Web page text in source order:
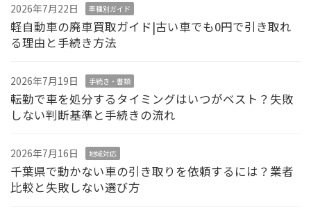
2026年7月22日 車種別ガイド
軽自動車の廃車買取ガイド|古い車でも0円で引き取れ
る理由と手続き方法
2026年7月19日 手続き・書類
転勤で車を処分するタイミングはいつがベスト？失敗
しない判断基準と手続きの流れ
2026年7月16日 地域対応
千葉県で動かない車の引き取りを依頼するには？業者
比較と失敗しない選び方